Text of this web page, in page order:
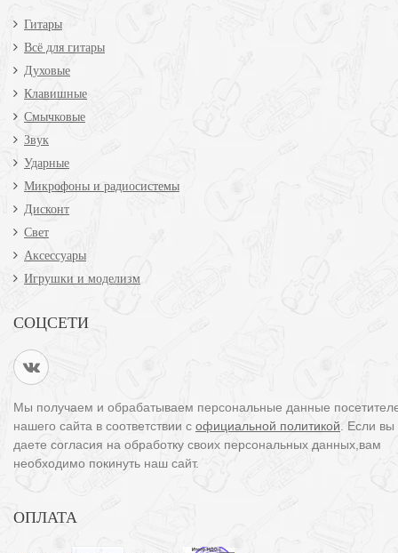
Гитары
Всё для гитары
Духовые
Клавишные
Смычковые
Звук
Ударные
Микрофоны и радиосистемы
Дисконт
Свет
Аксессуары
Игрушки и моделизм
СОЦСЕТИ
Мы получаем и обрабатываем персональные данные
нашего сайта в соответствии с официальной политикой . Если
даете согласия на обработку своих персональных данных,вам
необходимо покинуть наш сайт.
ОПЛАТА